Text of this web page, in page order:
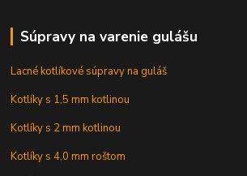
Súpravy na varenie gulášu
Lacné kotlíkové súpravy na guláš
Kotlíky s 1,5 mm kotlinou
Kotlíky s 2 mm kotlinou
Kotlíky s 4,0 mm roštom